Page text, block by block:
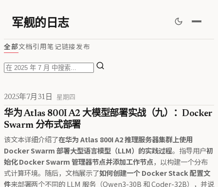
军舰的日志
全部文档引用笔记链接发布
2025年7月31日 星期四
华为 Atlas 800I A2 大模型部署实战（九）：Docker
Swarm 分布式部署
该文本详细介绍了在华为 Atlas 800I A2 推理服务器集群上使用
Docker Swarm 部署大型语言模型（LLM）的实践过程。指导用户初
始化 Docker Swarm 管理器节点并添加工作节点，以构建一个分布
式计算环境。随后，文档展示了如何创建一个 Docker Stack 配置文
件来部署两个不同的 LLM 服务（Qwen3-30B 和 Coder-32B），并说